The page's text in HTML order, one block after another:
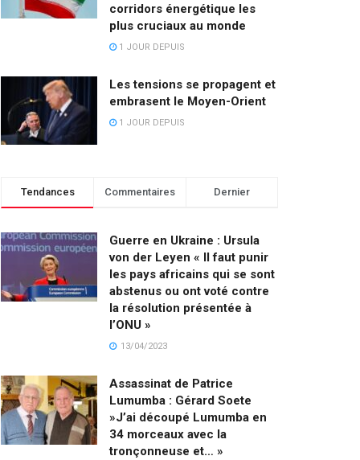
corridors énergétique les
plus cruciaux au monde
1 JOUR DEPUIS
Les tensions se propagent et
embrasent le Moyen-Orient
1 JOUR DEPUIS
Tendances Commentaires Dernier
Guerre en Ukraine : Ursula
von der Leyen « Il faut punir
les pays africains qui se sont
abstenus ou ont voté contre
la résolution présentée à
l’ONU »
13/04/2023
Assassinat de Patrice
Lumumba : Gérard Soete
»J’ai découpé Lumumba en
34 morceaux avec la
tronçonneuse et… »